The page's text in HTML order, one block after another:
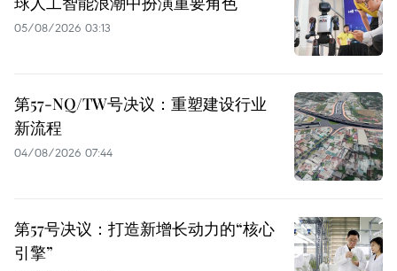
05/08/2026 03:13
第57-NQ/TW号决议：重塑建设行业
新流程
04/08/2026 07:44
第57号决议：打造新增长动力的“核心
引擎”